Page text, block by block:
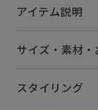
アイテム説明
サイズ・素材
スタイリング